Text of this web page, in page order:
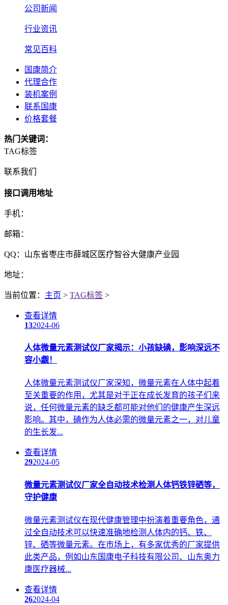
公司新闻
行业资讯
常见百科
国康简介
代理合作
装机案例
联系国康
价格套餐
热门关键词：
TAG标签
联系我们
接口调用地址
手机：
邮箱：
QQ：山东省枣庄市薛城区医疗智谷大健康产业园
地址：
当前位置： 主页 > TAG标签 >
查看详情
132024-06
人体微量元素测试仪厂家揭示：小孩缺碘，影响深远不
容小觑！
人体微量元素测试仪厂家深知，微量元素在人体中起着
至关重要的作用，尤其是对于正在成长发育的孩子们来
说，任何微量元素的缺乏都可能对他们的健康产生深远
影响。其中，碘作为人体必需的微量元素之一，对儿童
的生长发...
查看详情
292024-05
微量元素测试仪厂家全自动技术检测人体钙铁锌硒等，
守护健康
微量元素测试仪在现代健康管理中扮演着重要角色，通
过全自动技术可以快速准确地检测人体内的钙、铁、
锌、硒等微量元素。在市场上，有多家优秀的厂家提供
此类产品，例如山东国康电子科技有限公司、山东奥力
康医疗器械...
查看详情
262024-04